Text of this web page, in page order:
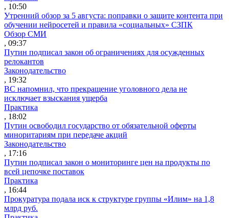
, 10:50
Утренний обзор за 5 августа: поправки о защите контента при
обучении нейросетей и правила «социальных» СЗПК
Обзор СМИ
, 09:37
Путин подписал закон об ограничениях для осужденных
релокантов
Законодательство
, 19:32
ВС напомнил, что прекращение уголовного дела не
исключает взыскания ущерба
Практика
, 18:02
Путин освободил государство от обязательной оферты
миноритариям при передаче акций
Законодательство
, 17:16
Путин подписал закон о мониторинге цен на продукты по
всей цепочке поставок
Практика
, 16:44
Прокуратура подала иск к структуре группы «Илим» на 1,8
млрд руб.